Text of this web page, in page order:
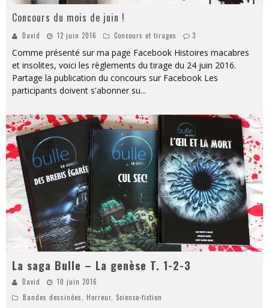
Concours du mois de juin !
David 12 juin 2016 Concours et tirages 3
Comme présenté sur ma page Facebook Histoires macabres
et insolites, voici les règlements du tirage du 24 juin 2016.
Partage la publication du concours sur Facebook Les
participants doivent s'abonner su...
La saga Bulle – La genèse T. 1-2-3
David
10 juin 2016
Bandes dessinées
Horreur Science-fiction